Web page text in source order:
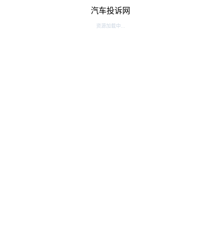
汽车投诉网
资源加载中...